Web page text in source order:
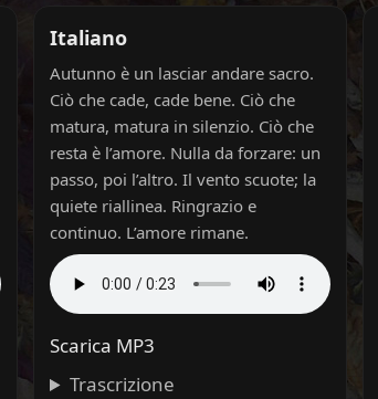
Italiano
Autunno è un lasciar andare sacro.
Ciò che cade, cade bene. Ciò che
matura, matura in silenzio. Ciò che
resta è l’amore. Nulla da forzare: un
passo, poi l’altro. Il vento scuote; la
quiete riallinea. Ringrazio e
continuo. L’amore rimane.
Scarica MP3
Trascrizione